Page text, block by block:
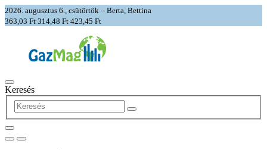
2026. augusztus 6., csütörtök – Berta, Bettina
363,03 Ft 314,48 Ft 423,45 Ft
Keresés